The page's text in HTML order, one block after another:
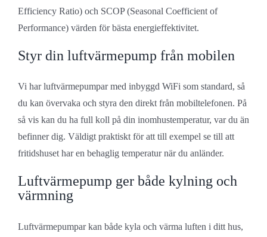
Efficiency Ratio) och SCOP (Seasonal Coefficient of
Performance) värden för bästa energieffektivitet.
Styr din luftvärmepump från mobilen
Vi har luftvärmepumpar med inbyggd WiFi som standard, så
du kan övervaka och styra den direkt från mobiltelefonen. På
så vis kan du ha full koll på din inomhustemperatur, var du än
befinner dig. Väldigt praktiskt för att till exempel se till att
fritidshuset har en behaglig temperatur när du anländer.
Luftvärmepump ger både kylning och
värmning
Luftvärmepumpar kan både kyla och värma luften i ditt hus,